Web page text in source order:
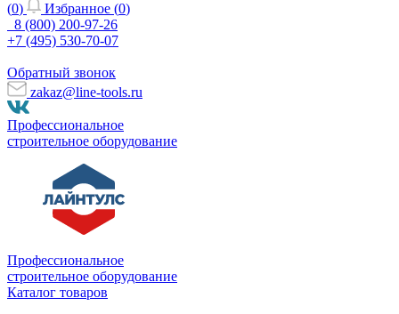
(0) Избранное (0)
8 (800) 200-97-26
+7 (495) 530-70-07
Обратный звонок
zakaz@line-tools.ru
Профессиональное
строительное оборудование
Профессиональное
строительное оборудование
Каталог товаров